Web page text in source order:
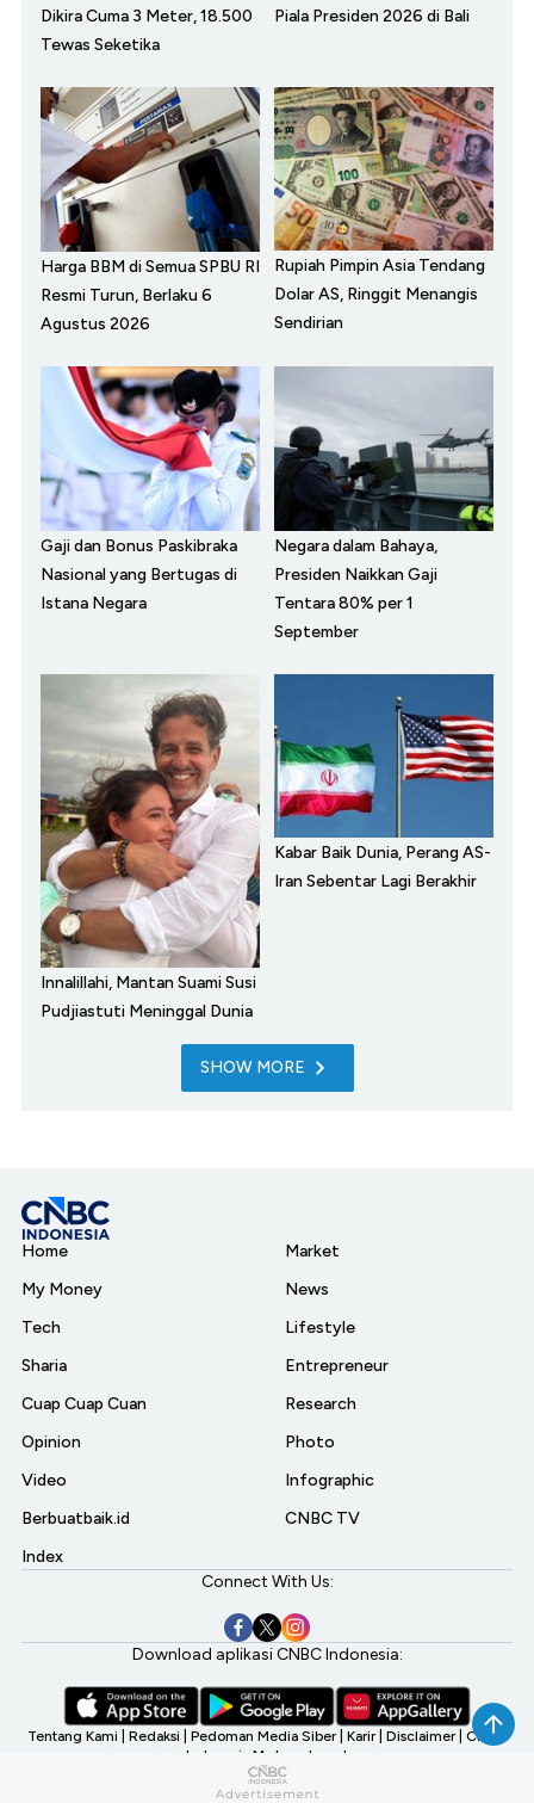
Dikira Cuma 3 Meter, 18.500
Tewas Seketika
Piala Presiden 2026 di Bali
Harga BBM di Semua SPBU RI
Resmi Turun, Berlaku 6
Agustus 2026
Rupiah Pimpin Asia Tendang
Dolar AS, Ringgit Menangis
Sendirian
Gaji dan Bonus Paskibraka
Nasional yang Bertugas di
Istana Negara
Negara dalam Bahaya,
Presiden Naikkan Gaji
Tentara 80% per 1
September
Innalillahi, Mantan Suami Susi
Pudjiastuti Meninggal Dunia
Kabar Baik Dunia, Perang AS-
Iran Sebentar Lagi Berakhir
SHOW MORE
Home
My Money
Tech
Sharia
Cuap Cuap Cuan
Opinion
Video
Berbuatbaik.id
Index
Market
News
Lifestyle
Entrepreneur
Research
Photo
Infographic
CNBC TV
Connect With Us:
Download aplikasi CNBC Indonesia:
Tentang Kami Redaksi Pedoman Media Siber Karir Disclaimer CNBC
Indonesia My Investment
©2026 CNBC Indonesia, A Transmedia Company